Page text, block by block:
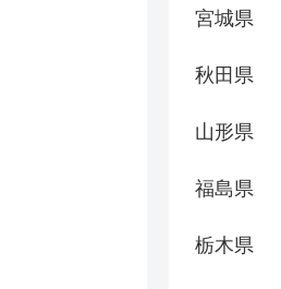
宮城県
秋田県
山形県
福島県
栃木県